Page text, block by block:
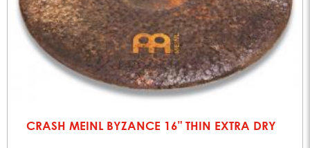
CRASH MEINL BYZANCE 16" THIN EXTRA DRY